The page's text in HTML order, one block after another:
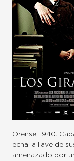
Orense, 1940.
echa la llave de
amenazado por